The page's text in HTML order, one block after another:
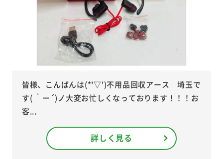
皆様、こんばんは(*'▽')不用品回収アース 埼玉で
す( ｀ー´)ノ大変お忙しくなっております！！！お
客...
詳しく見る